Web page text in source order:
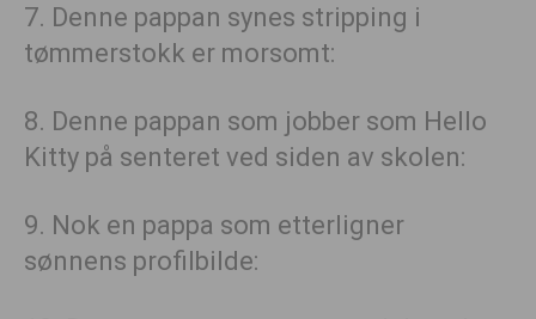
7. Denne pappan synes stripping i
tømmerstokk er morsomt:
8. Denne pappan som jobber som Hello
Kitty på senteret ved siden av skolen:
9. Nok en pappa som etterligner
sønnens profilbilde: